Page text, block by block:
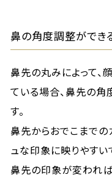
鼻の角度調整ができ
鼻先の丸みによって、
ている場合、鼻先の角
す。
鼻先からおでこまでの
ュな印象に映りやすい
鼻先の印象が変われ